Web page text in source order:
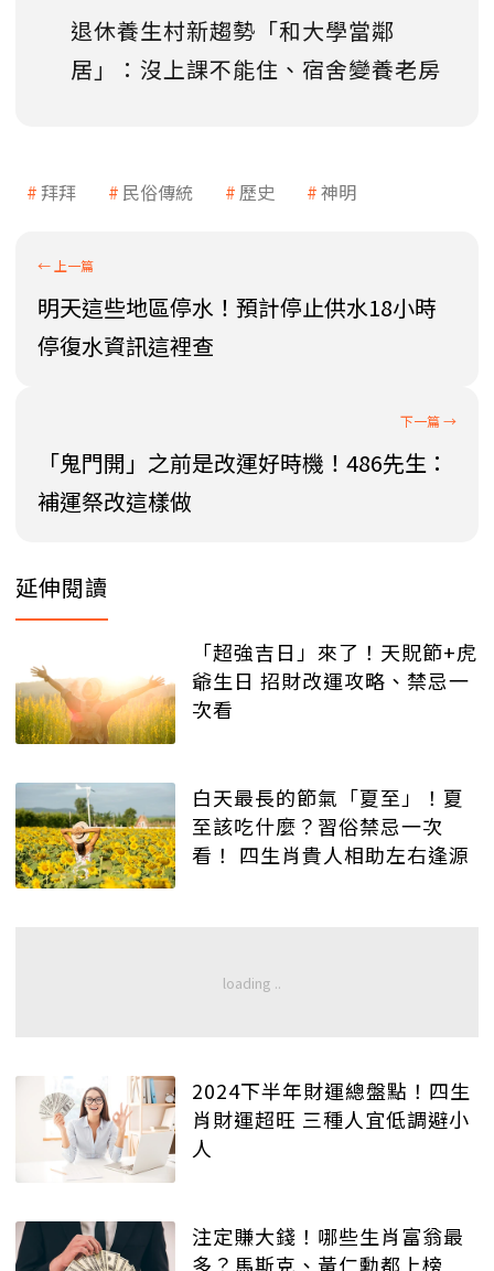
退休養生村新趨勢「和大學當鄰
居」：沒上課不能住、宿舍變養老房
拜拜 民俗傳統 歷史 神明
明天這些地區停水！預計停止供水18小時
停復水資訊這裡查
「鬼門開」之前是改運好時機！486先生：
補運祭改這樣做
延伸閱讀
「超強吉日」來了！天貺節+虎
爺生日 招財改運攻略、禁忌一
次看
白天最長的節氣「夏至」！夏
至該吃什麼？習俗禁忌一次
看！ 四生肖貴人相助左右逢源
2024下半年財運總盤點！四生
肖財運超旺 三種人宜低調避小
人
注定賺大錢！哪些生肖富翁最
多？馬斯克、黃仁勳都上榜